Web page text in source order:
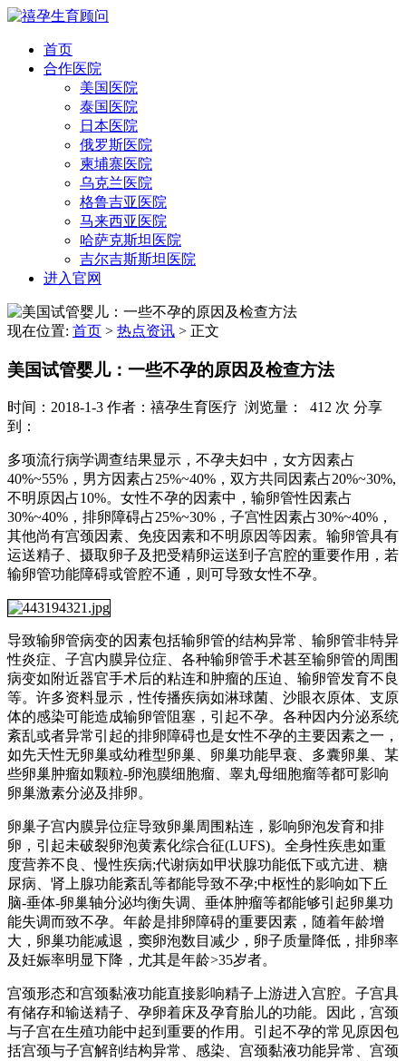
首页
合作医院
美国医院
泰国医院
日本医院
俄罗斯医院
柬埔寨医院
乌克兰医院
格鲁吉亚医院
马来西亚医院
哈萨克斯坦医院
吉尔吉斯斯坦医院
进入官网
现在位置: 首页 > 热点资讯 > 正文
美国试管婴儿：一些不孕的原因及检查方法
时间：2018-1-3 作者：禧孕生育医疗 浏览量： 412 次 分享
到：
多项流行病学调查结果显示，不孕夫妇中，女方因素占
40%~55%，男方因素占25%~40%，双方共同因素占20%~30%,
不明原因占10%。女性不孕的因素中，输卵管性因素占
30%~40%，排卵障碍占25%~30%，子宫性因素占30%~40%，
其他尚有宫颈因素、免疫因素和不明原因等因素。输卵管具有
运送精子、摄取卵子及把受精卵运送到子宫腔的重要作用，若
输卵管功能障碍或管腔不通，则可导致女性不孕。
导致输卵管病变的因素包括输卵管的结构异常、输卵管非特异
性炎症、子宫内膜异位症、各种输卵管手术甚至输卵管的周围
病变如附近器官手术后的粘连和肿瘤的压迫、输卵管发育不良
等。许多资料显示，性传播疾病如淋球菌、沙眼衣原体、支原
体的感染可能造成输卵管阻塞，引起不孕。各种因内分泌系统
紊乱或者异常引起的排卵障碍也是女性不孕的主要因素之一，
如先天性无卵巢或幼稚型卵巢、卵巢功能早衰、多囊卵巢、某
些卵巢肿瘤如颗粒-卵泡膜细胞瘤、睾丸母细胞瘤等都可影响
卵巢激素分泌及排卵。
卵巢子宫内膜异位症导致卵巢周围粘连，影响卵泡发育和排
卵，引起未破裂卵泡黄素化综合征(LUFS)。全身性疾患如重
度营养不良、慢性疾病;代谢病如甲状腺功能低下或亢进、糖
尿病、肾上腺功能紊乱等都能导致不孕;中枢性的影响如下丘
脑-垂体-卵巢轴分泌均衡失调、垂体肿瘤等都能够引起卵巢功
能失调而致不孕。年龄是排卵障碍的重要因素，随着年龄增
大，卵巢功能减退，窦卵泡数目减少，卵子质量降低，排卵率
及妊娠率明显下降，尤其是年龄>35岁者。
宫颈形态和宫颈黏液功能直接影响精子上游进入宫腔。子宫具
有储存和输送精子、孕卵着床及孕育胎儿的功能。因此，宫颈
与子宫在生殖功能中起到重要的作用。引起不孕的常见原因包
括宫颈与子宫解剖结构异常、感染、宫颈黏液功能异常、宫颈